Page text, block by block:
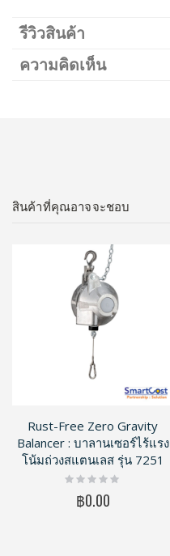
รีวิวสินค้า
ความคิดเห็น
สินค้าที่คุณอาจจะชอบ
Rust-Free Zero Gravity
Balancer : บาลานเซอร์ไร้แรง
โน้มถ่วงสแตนเลส รุ่น 7251
Rating:
฿0.00